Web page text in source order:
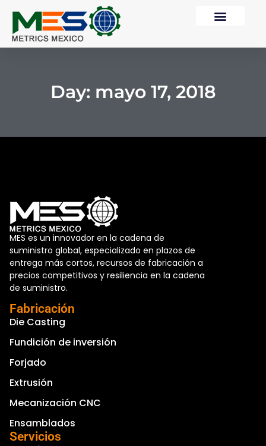
Day: mayo 17, 2018
MES es un innovador en la cadena de
suministro global, especializado en plazos de
entrega más cortos, recursos de fabricación a
precios competitivos y resiliencia en la cadena
de suministro.
Fabricación
Die Casting
Fundición de inversión
Forjado
Extrusión
Mecanización CNC
Ensamblados
Servicios